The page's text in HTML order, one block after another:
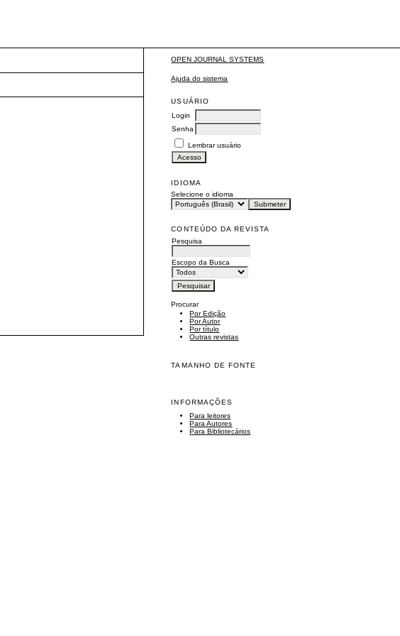
OPEN JOURNAL SYSTEMS
Ajuda do sistema
USUÁRIO
Login
Senha
Lembrar usuário
IDIOMA
Selecione o idioma
CONTEÚDO DA REVISTA
Pesquisa
Escopo da Busca
Procurar
Por Edição
Por Autor
Por título
Outras revistas
TAMANHO DE FONTE
INFORMAÇÕES
Para leitores
Para Autores
Para Bibliotecários